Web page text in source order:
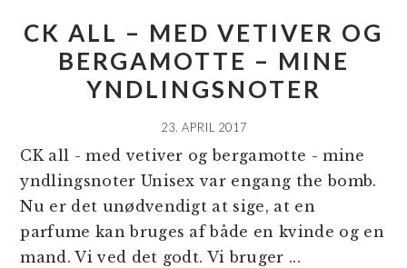
CK ALL – MED VETIVER OG
BERGAMOTTE – MINE
YNDLINGSNOTER
23. APRIL 2017
CK all - med vetiver og bergamotte - mine
yndlingsnoter Unisex var engang the bomb.
Nu er det unødvendigt at sige, at en
parfume kan bruges af både en kvinde og en
mand. Vi ved det godt. Vi bruger ...